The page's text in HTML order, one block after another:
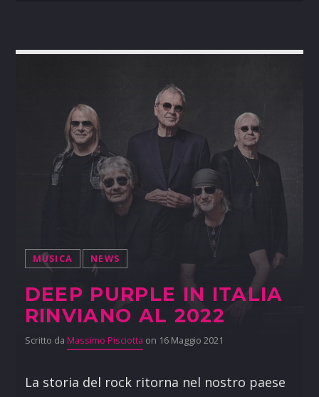
MUSICA NEWS
DEEP PURPLE IN ITALIA
RINVIANO AL 2022
Scritto da Massimo Pisciotta on 16 Maggio 2021
La storia del rock ritorna nel nostro paese